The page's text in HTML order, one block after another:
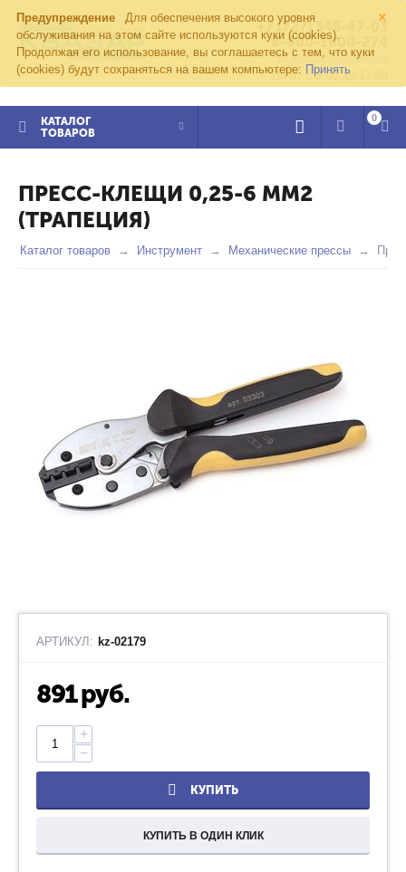
×
Предупреждение
Для обеспечения высокого уровня
обслуживания на этом сайте используются куки (cookies).
Продолжая его использование, вы соглашаетесь с тем, что куки
(cookies) будут сохраняться на вашем компьютере: Принять
+7 (727) 345-47-03
8-800-1000-274
kvazar91@yandex.ru
Пн-пт с 8:00 до 17:00
КАТАЛОГ
ТОВАРОВ
0
ПРЕСС-КЛЕЩИ 0,25-6 ММ2
(ТРАПЕЦИЯ)
Каталог товаров Инструмент Механические прессы
АРТИКУЛ: kz-02179
891руб.
+
−
КУПИТЬ
КУПИТЬ В ОДИН КЛИК